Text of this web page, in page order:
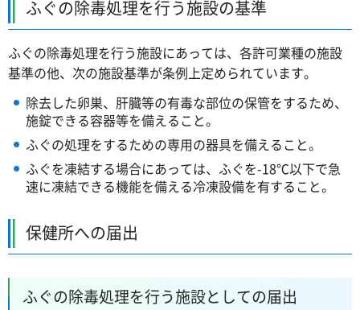
ふぐの除毒処理を行う施設の基準
ふぐの除毒処理を行う施設にあっては、各許可業種の施設
基準の他、次の施設基準が条例上定められています。
除去した卵巣、肝臓等の有毒な部位の保管をするため、
施錠できる容器等を備えること。
ふぐの処理をするための専用の器具を備えること。
ふぐを凍結する場合にあっては、ふぐを-18℃以下で急
速に凍結できる機能を備える冷凍設備を有すること。
保健所への届出
ふぐの除毒処理を行う施設としての届出